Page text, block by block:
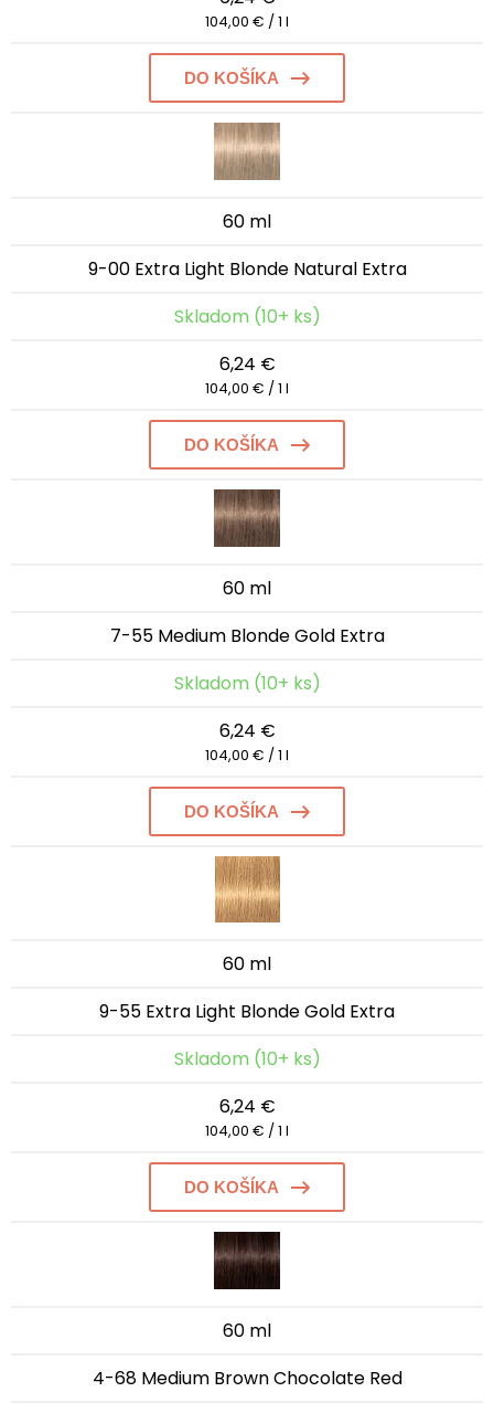
104,00 € / 1 l
DO KOŠÍKA
60 ml
9-00 Extra Light Blonde Natural Extra
Skladom (10+ ks)
6,24 €
104,00 € / 1 l
DO KOŠÍKA
60 ml
7-55 Medium Blonde Gold Extra
Skladom (10+ ks)
6,24 €
104,00 € / 1 l
DO KOŠÍKA
60 ml
9-55 Extra Light Blonde Gold Extra
Skladom (10+ ks)
6,24 €
104,00 € / 1 l
DO KOŠÍKA
60 ml
4-68 Medium Brown Chocolate Red